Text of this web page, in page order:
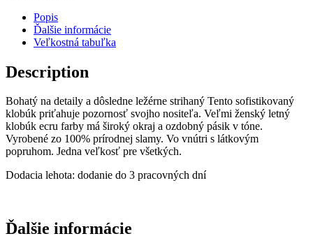
Popis
Ďalšie informácie
Veľkostná tabuľka
Description
Bohatý na detaily a dôsledne ležérne strihaný Tento sofistikovaný
klobúk priťahuje pozornosť svojho nositeľa. Veľmi ženský letný
klobúk ecru farby má široký okraj a ozdobný pásik v tóne.
Vyrobené zo 100% prírodnej slamy. Vo vnútri s látkovým
popruhom. Jedna veľkosť pre všetkých.
Dodacia lehota: dodanie do 3 pracovných dní
Ďalšie informácie